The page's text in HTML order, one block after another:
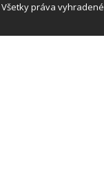
Všetky práva vyhradené